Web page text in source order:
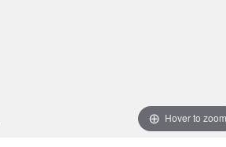
Hover to zoom